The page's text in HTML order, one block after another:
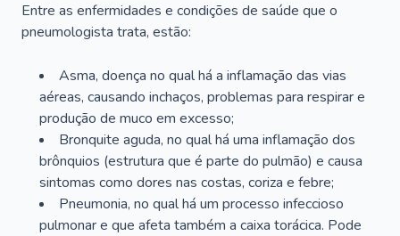
Entre as enfermidades e condições de saúde que o
pneumologista trata, estão:
Asma, doença no qual há a inflamação das vias
aéreas, causando inchaços, problemas para respirar e
produção de muco em excesso;
Bronquite aguda, no qual há uma inflamação dos
brônquios (estrutura que é parte do pulmão) e causa
sintomas como dores nas costas, coriza e febre;
Pneumonia, no qual há um processo infeccioso
pulmonar e que afeta também a caixa torácica. Pode